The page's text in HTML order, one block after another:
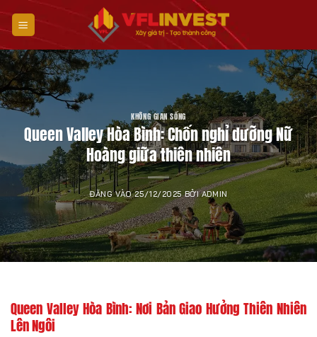
qua
nội
dung
KHÔNG GIAN SỐNG
Queen Valley Hòa Bình: Chốn nghỉ dưỡng Nữ
Hoàng giữa thiên nhiên
ĐĂNG VÀO25/12/2025 BỞIADMIN
Queen Valley Hòa Bình: Nơi Bản Giao Hưởng Thiên Nhiên
Lên Ngôi